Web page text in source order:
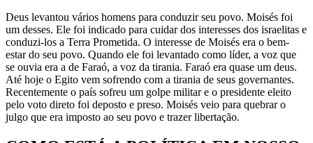
Deus levantou vários homens para conduzir seu povo. Moisés foi
um desses. Ele foi indicado para cuidar dos interesses dos israelitas e
conduzi-los a Terra Prometida. O interesse de Moisés era o bem-
estar do seu povo. Quando ele foi levantado como líder, a voz que
se ouvia era a de Faraó, a voz da tirania. Faraó era quase um deus.
Até hoje o Egito vem sofrendo com a tirania de seus governantes.
Recentemente o país sofreu um golpe militar e o presidente eleito
pelo voto direto foi deposto e preso. Moisés veio para quebrar o
julgo que era imposto ao seu povo e trazer libertação.